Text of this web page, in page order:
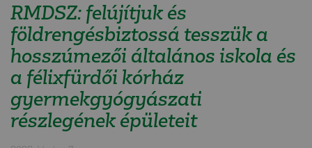
RMDSZ: felújítjuk és
földrengésbiztossá tesszük a
hosszúmezői általános iskola és
a félixfürdői kórház
gyermekgyógyászati
részlegének épületeit